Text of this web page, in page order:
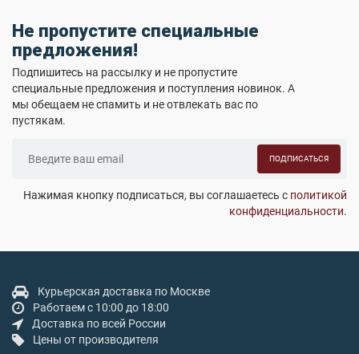
Не пропустите специальные
предложения!
Подпишитесь на рассылку и не пропустите
специальные предложения и поступления новинок. А
мы обещаем не спамить и не отвлекать вас по
пустякам.
ПОДПИСАТЬСЯ
Нажимая кнопку подписаться, вы соглашаетесь с политикой
конфиденциальности.
Курьерская доставка по Москве
Работаем с 10:00 до 18:00
Доставка по всей России
Цены от производителя